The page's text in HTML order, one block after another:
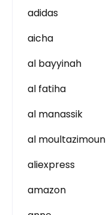
adidas
aicha
al bayyinah
al fatiha
al manassik
al moultazimoun
aliexpress
amazon